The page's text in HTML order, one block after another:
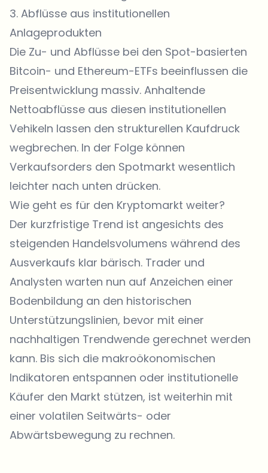
3. Abflüsse aus institutionellen
Anlageprodukten
Die Zu- und Abflüsse bei den Spot-basierten
Bitcoin- und Ethereum-ETFs beeinflussen die
Preisentwicklung massiv. Anhaltende
Nettoabflüsse aus diesen institutionellen
Vehikeln lassen den strukturellen Kaufdruck
wegbrechen. In der Folge können
Verkaufsorders den Spotmarkt wesentlich
leichter nach unten drücken.
Wie geht es für den Kryptomarkt weiter?
Der kurzfristige Trend ist angesichts des
steigenden Handelsvolumens während des
Ausverkaufs klar bärisch. Trader und
Analysten warten nun auf Anzeichen einer
Bodenbildung an den historischen
Unterstützungslinien, bevor mit einer
nachhaltigen Trendwende gerechnet werden
kann. Bis sich die makroökonomischen
Indikatoren entspannen oder institutionelle
Käufer den Markt stützen, ist weiterhin mit
einer volatilen Seitwärts- oder
Abwärtsbewegung zu rechnen.